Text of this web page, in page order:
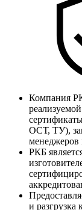
Компания
ОСТ, ТУ),
менеджеров
РКБ
и разгрузка